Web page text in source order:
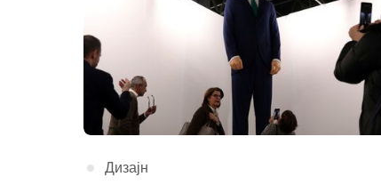
КАтегорија
Дизајн